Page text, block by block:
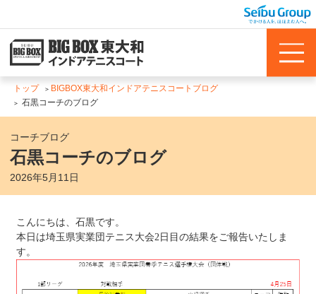
トップ
BIGBOX東大和インドアテニスコートブログ
石黒コーチのブログ
コーチブログ
石黒コーチのブログ
2026年5月11日
こんにちは、石黒です。
本日は埼玉県実業団テニス大会2日目の結果をご報告いたしま
す。